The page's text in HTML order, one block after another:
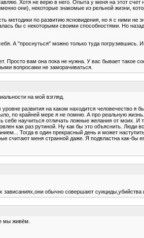
Хотя не верю в него. Опыта у меня на этот счет
они), некоторые знакомые из рельной жизни,
методики по развитию ясновидения, но я с ними не
бы с некоторыми своими способностями. Но
А "проснуться" можно только туда
вам она пока не нужна. У вас бывает такое
вопросами не заморачиваться.
на мой взгляд.
развития на каком находится человечество я
по крайней мере я не помню. А про реальную
научиться отличать ложные желания от моих. И
как раз рутиной. Ну как бы это объяснить. Люди
Тогда в один прекрасный день и может
меня странной даже. Я подвластна как-бы
обычно совершают
мы живём.